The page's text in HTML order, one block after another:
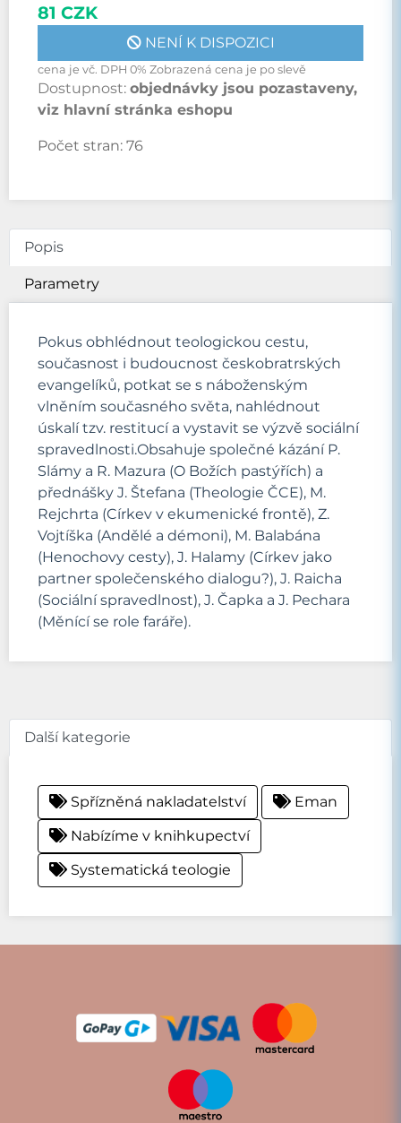
81 CZK
NENÍ K DISPOZICI
cena je vč. DPH 0% Zobrazená cena je po slevě
Dostupnost: objednávky jsou pozastaveny,
viz hlavní stránka eshopu
Počet stran: 76
Popis
Parametry
Pokus obhlédnout teologickou cestu,
současnost i budoucnost českobratrských
evangelíků, potkat se s náboženským
vlněním současného světa, nahlédnout
úskalí tzv. restitucí a vystavit se výzvě sociální
spravedlnosti.Obsahuje společné kázání P.
Slámy a R. Mazura (O Božích pastýřích) a
přednášky J. Štefana (Theologie ČCE), M.
Rejchrta (Církev v ekumenické frontě), Z.
Vojtíška (Andělé a démoni), M. Balabána
(Henochovy cesty), J. Halamy (Církev jako
partner společenského dialogu?), J. Raicha
(Sociální spravedlnost), J. Čapka a J. Pechara
(Měnící se role faráře).
Další kategorie
Spřízněná nakladatelství
Eman
Nabízíme v knihkupectví
Systematická teologie